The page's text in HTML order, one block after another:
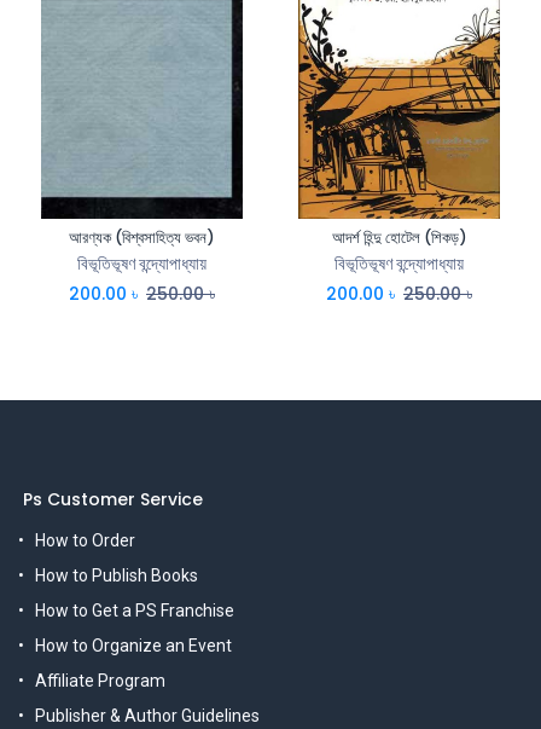
আরণ্যক (বিশ্বসাহিত্য ভবন)
বিভূতিভূষণ বন্দ্যোপাধ্যায়
200.00 ৳ 250.00৳
আদর্শ হিন্দু হোটেল (শিকড়)
বিভূতিভূষণ বন্দ্যোপাধ্যায়
200.00 ৳ 250.00৳
Ps Customer Service
How to Order
How to Publish Books
How to Get a PS Franchise
How to Organize an Event
Affiliate Program
Publisher & Author Guidelines